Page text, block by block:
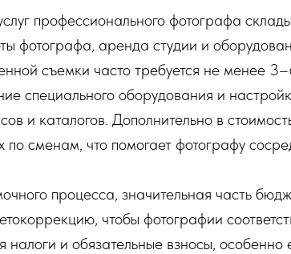
профессионального фотографа
фотографа, аренда студии и
съемки часто требуется не менее
специального оборудования и
и каталогов. Дополнительно в
сменам, что помогает фотографу
процесса, значительная часть
чтобы фотографии
налоги и обязательные взносы,